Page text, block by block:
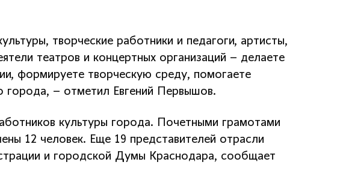
творческие работники и педагоги, артисты,
театров и концертных организаций – делаете
формируете творческую среду, помогаете
города, – отметил Евгений Первышов.
культуры города. Почетными грамотами
12 человек. Еще 19 представителей отрасли
и городской Думы Краснодара, сообщает